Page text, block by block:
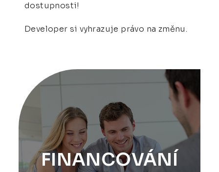
dostupnosti!
Developer si vyhrazuje právo na změnu.
FINANCOVÁNÍ